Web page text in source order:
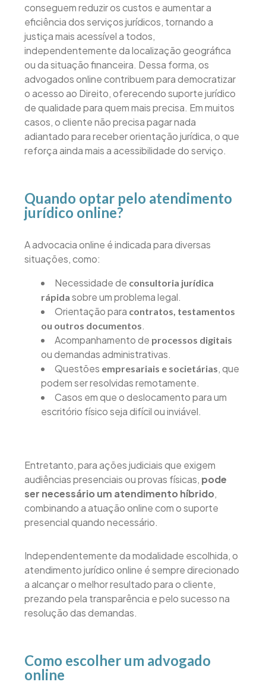
conseguem reduzir os custos e aumentar a
eficiência dos serviços jurídicos, tornando a
justiça mais acessível a todos,
independentemente da localização geográfica
ou da situação financeira. Dessa forma, os
advogados online contribuem para democratizar
o acesso ao Direito, oferecendo suporte jurídico
de qualidade para quem mais precisa. Em muitos
casos, o cliente não precisa pagar nada
adiantado para receber orientação jurídica, o que
reforça ainda mais a acessibilidade do serviço.
Quando optar pelo atendimento
jurídico online?
A advocacia online é indicada para diversas
situações, como:
Necessidade de consultoria jurídica
rápida sobre um problema legal.
Orientação para contratos, testamentos
ou outros documentos.
Acompanhamento de processos digitais
ou demandas administrativas.
Questões empresariais e societárias, que
podem ser resolvidas remotamente.
Casos em que o deslocamento para um
escritório físico seja difícil ou inviável.
Entretanto, para ações judiciais que exigem
audiências presenciais ou provas físicas, pode
ser necessário um atendimento híbrido,
combinando a atuação online com o suporte
presencial quando necessário.
Independentemente da modalidade escolhida, o
atendimento jurídico online é sempre direcionado
a alcançar o melhor resultado para o cliente,
prezando pela transparência e pelo sucesso na
resolução das demandas.
Como escolher um advogado
online